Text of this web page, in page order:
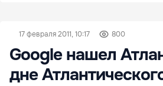
17 февраля 2011, 10:17 800
Google нашел
дне